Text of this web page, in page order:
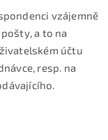
vzájemně
a to na
účtu
resp. na